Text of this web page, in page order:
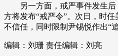
另一方面，戒严事件发生
方将发布“戒严令”。次日，时
不信任，同时限制尹锡悦作出“追
编辑：刘珊 责任编辑：刘亮